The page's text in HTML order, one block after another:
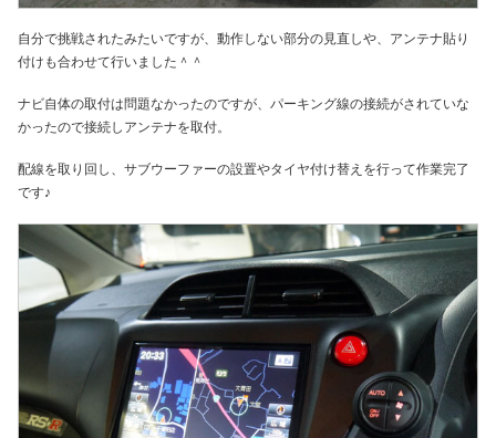
自分で挑戦されたみたいですが、動作しない部分の見直しや、アンテナ貼り
付けも合わせて行いました＾＾
ナビ自体の取付は問題なかったのですが、パーキング線の接続がされていな
かったので接続しアンテナを取付。
配線を取り回し、サブウーファーの設置やタイヤ付け替えを行って作業完了
です♪